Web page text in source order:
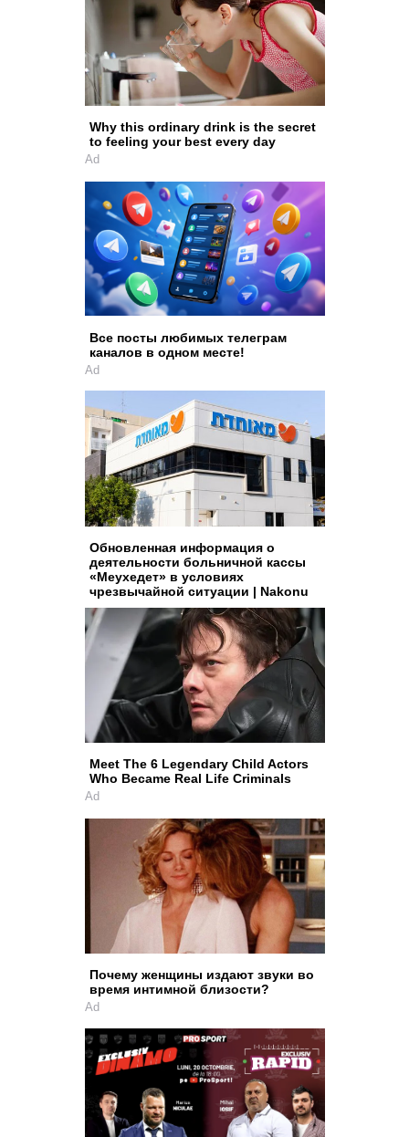
Why this ordinary drink is the secret
to feeling your best every day
Ad
Все посты любимых телеграм
каналов в одном месте!
Ad
Обновленная информация о
деятельности больничной кассы
«Меухедет» в условиях
чрезвычайной ситуации | Nakonu
Meet The 6 Legendary Child Actors
Who Became Real Life Criminals
Ad
Почему женщины издают звуки во
время интимной близости?
Ad